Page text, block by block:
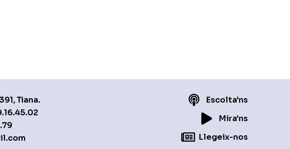
Tiana.
Escolta'ns
Mira'ns
Llegeix-nos